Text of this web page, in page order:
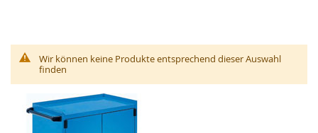
Wir können keine Produkte entsprechend dieser Auswahl
finden